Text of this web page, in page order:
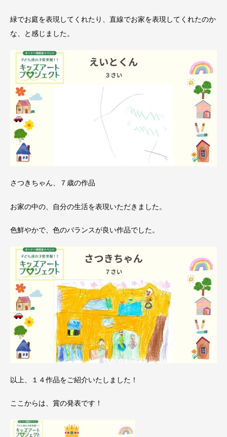
緑でお庭を表現してくれたり、直線でお家を表現してくれたのか
な、と感じました。
さつきちゃん、７歳の作品
お家の中の、自分の生活を表現いただきました。
色鮮やかで、色のバランスが良い作品でした。
以上、１４作品をご紹介いたしました！
ここからは、賞の発表です！